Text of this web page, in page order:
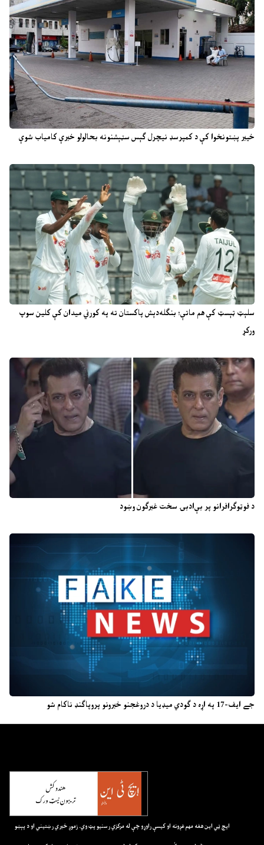
خیبر پښتونخوا کې د کمپرسډ نیچرل ګېس سټېشنونه بحالولو خبرې کامیاب شوې
سلېټ ټېسټ کې هم ماتې؛ بنګله‌دېش پاکستان ته په کورني میدان کې کلین سوپ
ورکړ
د فوټوګرافرانو پر بې‌ادبۍ سخت غبرګون وښود
جے ایف-17 په اړه د ګودي میډیا د دروغجنو خبرونو پروپاګنډ ناکام شو
ايچ ټي اين هغه مهم غږونه او کيسې راوړو چې له مرکزي رسنيو پټ وي. زموږ خبري رښتيني او د پېښو